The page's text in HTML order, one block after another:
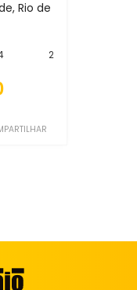
Rio de
2